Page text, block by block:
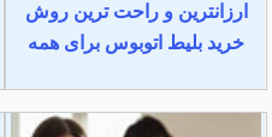
ارزانترین و راحت ترین روش
خرید بلیط اتوبوس برای همه